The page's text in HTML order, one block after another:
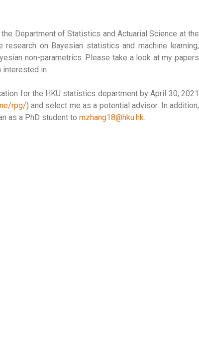
Department of Statistics and Actuarial Science at the
on Bayesian statistics and machine learning,
non-parametrics. Please take a look at my papers
interested in.
for the HKU statistics department by April 30, 2021
rpg/) and select me as a potential advisor. In addition,
as a PhD student to mzhang18@hku.hk.